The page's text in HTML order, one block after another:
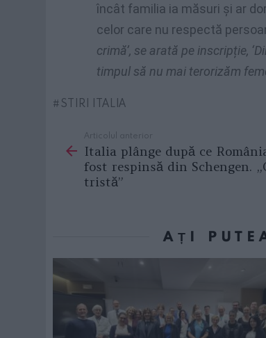
încât familia ia măsuri și ar
celor care nu respectă
crimă’, se arată pe inscripție,
timpul să nu mai terorizăm
STIRI ITALIA
more
Articolul anterior
Italia plânge după ce
fost respinsă din Schengen.
tristă”
AȚI